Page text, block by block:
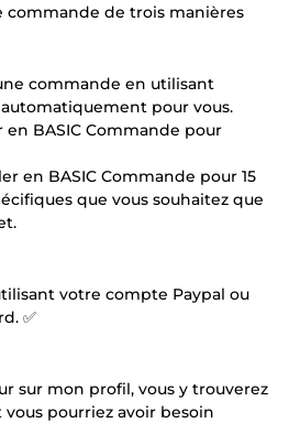
commande de trois manières
commande en utilisant
pour vous.
en BASIC Commande pour
en BASIC Commande pour 15
que vous souhaitez que
votre compte Paypal ou
✅
sur mon profil, vous y trouverez
pourriez avoir besoin